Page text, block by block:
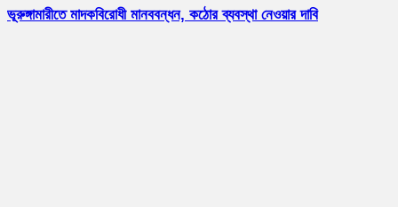
ভূরুঙ্গামারীতে মাদকবিরোধী মানববন্ধন, কঠোর ব্যবস্থা নেওয়ার দাবি